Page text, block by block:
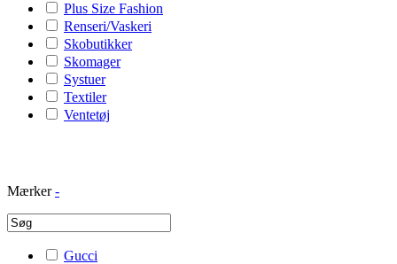
Plus Size Fashion
Renseri/Vaskeri
Skobutikker
Skomager
Systuer
Textiler
Ventetøj
Mærker -
Gucci